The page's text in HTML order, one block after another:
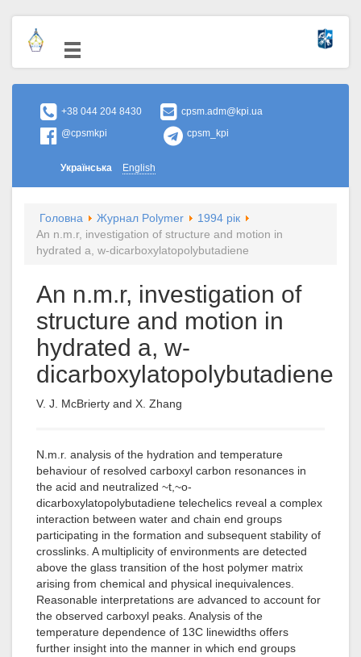
+38 044 204 8430
cpsm.adm@kpi.ua
@cpsmkpi
cpsm_kpi
Українська English
Головна Журнал Polymer
1994 рік
An n.m.r, investigation of structure and motion in
hydrated a, w-dicarboxylatopolybutadiene
An n.m.r, investigation of
structure and motion in
hydrated a, w-
dicarboxylatopolybutadiene
V. J. McBrierty and X. Zhang
N.m.r. analysis of the hydration and temperature
behaviour of resolved carboxyl carbon resonances in
the acid and neutralized ~t,~o-
dicarboxylatopolybutadiene telechelics reveal a complex
interaction between water and chain end groups
participating in the formation and subsequent stability of
crosslinks. A multiplicity of environments are detected
above the glass transition of the host polymer matrix
arising from chemical and physical inequivalences.
Reasonable interpretations are advanced to account for
the observed carboxyl peaks. Analysis of the
temperature dependence of 13C linewidths offers
further insight into the manner in which end groups